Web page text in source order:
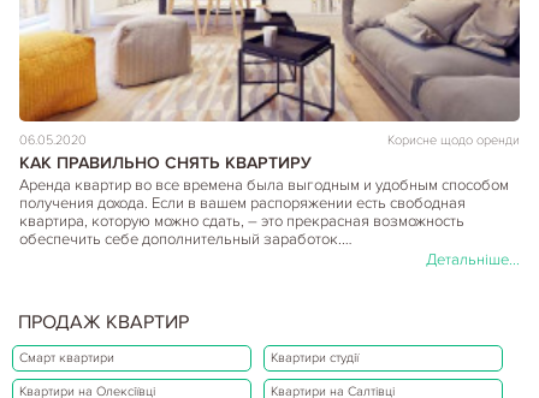
06.05.2020 Корисне щодо оренди
КАК ПРАВИЛЬНО СНЯТЬ КВАРТИРУ
Аренда квартир во все времена была выгодным и удобным способом
получения дохода. Если в вашем распоряжении есть свободная
квартира, которую можно сдать, – это прекрасная возможность
обеспечить себе дополнительный заработок.…
Детальніше...
ПРОДАЖ КВАРТИР
Смарт квартири Квартири студії
Квартири на Олексіївці Квартири на Салтівці